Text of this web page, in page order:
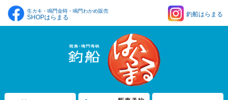
生カキ・鳴門金時・鳴門わかめ販売
SHOPはらまる 釣船はらまる